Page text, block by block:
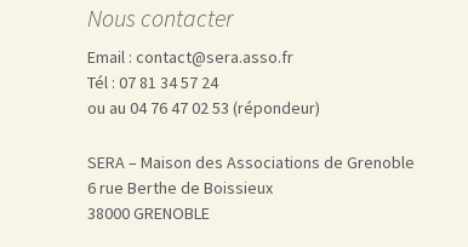
Nous contacter
Email : contact@sera.asso.fr
Tél : 07 81 34 57 24
ou au 04 76 47 02 53 (répondeur)
SERA – Maison des Associations de Grenoble
6 rue Berthe de Boissieux
38000 GRENOBLE